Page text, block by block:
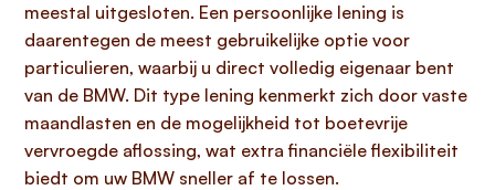
meestal uitgesloten. Een persoonlijke lening is
daarentegen de meest gebruikelijke optie voor
particulieren, waarbij u direct volledig eigenaar bent
van de BMW. Dit type lening kenmerkt zich door vaste
maandlasten en de mogelijkheid tot boetevrije
vervroegde aflossing, wat extra financiële flexibiliteit
biedt om uw BMW sneller af te lossen.